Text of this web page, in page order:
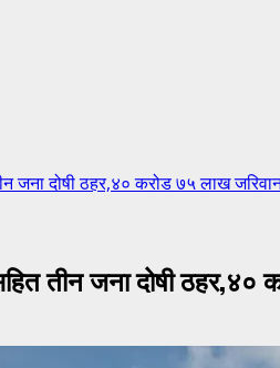
जना दोषी ठहर,४० करोड ७५ लाख
तीन जना दोषी